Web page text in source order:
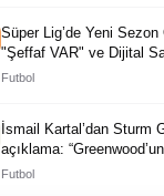
Süper Lig’de Yeni
"Şeffaf VAR" ve Dijital
Başlıyor!
Futbol
İsmail Kartal’dan Sturm
açıklama:
gerek yok”
Futbol